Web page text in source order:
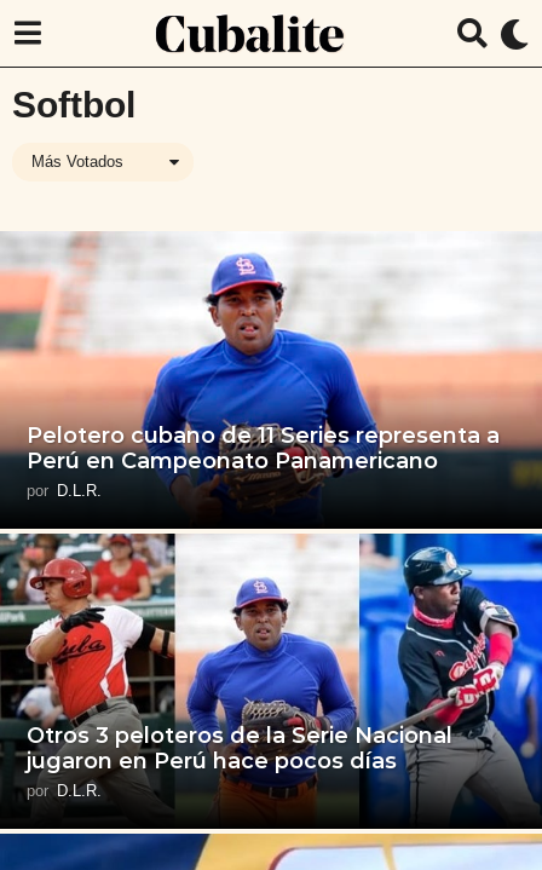
Softbol
Más Votados
Pelotero cubano de 11 Series representa a
Perú en Campeonato Panamericano
por D.L.R.
Otros 3 peloteros de la Serie Nacional
jugaron en Perú hace pocos días
por D.L.R.